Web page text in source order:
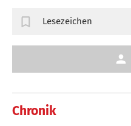
Chronik
Lesezeichen